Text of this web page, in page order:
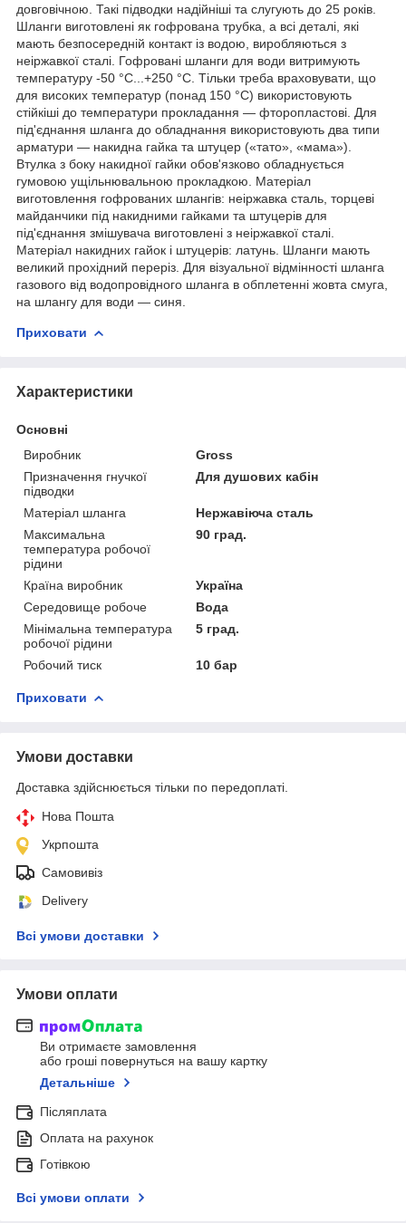
довговічною. Такі підводки надійніші та слугують до 25 років.
Шланги виготовлені як гофрована трубка, а всі деталі, які
мають безпосередній контакт із водою, виробляються з
неіржавкої сталі. Гофровані шланги для води витримують
температуру -50 °C...+250 °C. Тільки треба враховувати, що
для високих температур (понад 150 °C) використовують
стійкіші до температури прокладання — фторопластові. Для
під'єднання шланга до обладнання використовують два типи
арматури — накидна гайка та штуцер («тато», «мама»).
Втулка з боку накидної гайки обов'язково обладнується
гумовою ущільнювальною прокладкою. Матеріал
виготовлення гофрованих шлангів: неіржавка сталь, торцеві
майданчики під накидними гайками та штуцерів для
під'єднання змішувача виготовлені з неіржавкої сталі.
Матеріал накидних гайок і штуцерів: латунь. Шланги мають
великий прохідний переріз. Для візуальної відмінності шланга
газового від водопровідного шланга в обплетенні жовта смуга,
на шлангу для води — синя.
Приховати
Характеристики
Основні
Виробник
Gross
Призначення гнучкої
підводки
Для душових кабін
Матеріал шланга
Нержавіюча сталь
Максимальна
температура робочої
рідини
90 град.
Країна виробник
Україна
Середовище робоче
Вода
Мінімальна температура
робочої рідини
5 град.
Робочий тиск 10 бар
Приховати
Умови доставки
Доставка здійснюється тільки по передоплаті.
Нова Пошта
Укрпошта
Самовивіз
Delivery
Всі умови доставки
Умови оплати
Ви отримаєте замовлення
або гроші повернуться на вашу картку
Детальніше
Післяплата
Оплата на рахунок
Готівкою
Всі умови оплати